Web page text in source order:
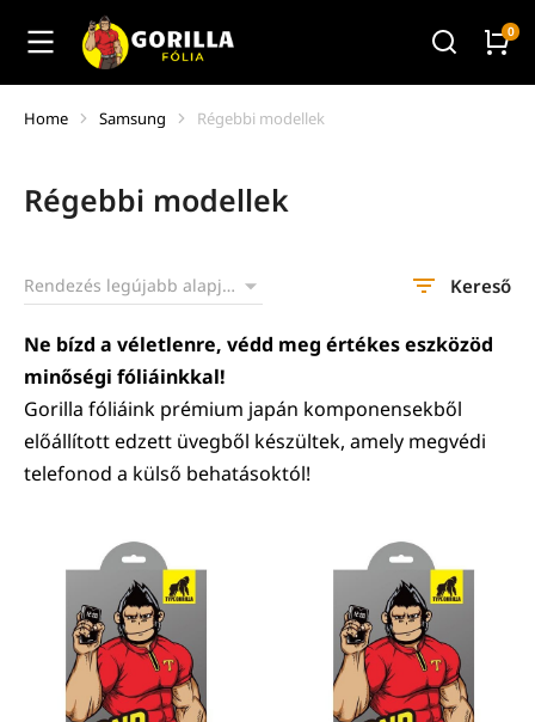
You are here:
Home Samsung Régebbi modellek
Régebbi modellek
Kereső
Ne bízd a véletlenre, védd meg értékes eszközöd
minőségi fóliáinkkal!
Gorilla fóliáink prémium japán komponensekből
előállított edzett üvegből készültek, amely megvédi
telefonod a külső behatásoktól!